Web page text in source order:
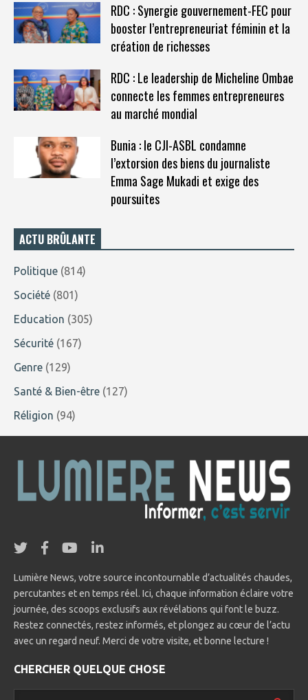
RDC : Synergie gouvernement-FEC pour
booster l’entrepreneuriat féminin et la
création de richesses
RDC : Le leadership de Micheline Ombae
connecte les femmes entrepreneures
au marché mondial
Bunia : le CJI-ASBL condamne
l’extorsion des biens du journaliste
Emma Sage Mukadi et exige des
poursuites
ACTU BRÛLANTE
Politique (814)
Société (801)
Education (305)
Sécurité (167)
Genre (129)
Santé & Bien-être (127)
Réligion (94)
Lumière News, votre source incontournable d’actualités chaudes,
percutantes et en temps réel. Ici, chaque information éclaire votre
journée, des scoops exclusifs aux révélations qui font le buzz.
Restez connectés, restez informés, et plongez au cœur de l’actu
avec un regard neuf. Merci de votre visite, et bonne lecture !
CHERCHER QUELQUE CHOSE